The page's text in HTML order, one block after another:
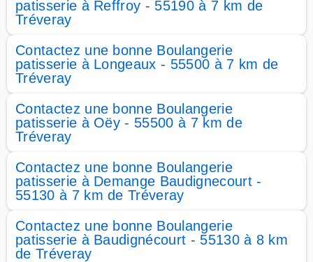
patisserie à Reffroy - 55190 à 7 km de
Tréveray
Contactez une bonne Boulangerie
patisserie à Longeaux - 55500 à 7 km de
Tréveray
Contactez une bonne Boulangerie
patisserie à Oëy - 55500 à 7 km de
Tréveray
Contactez une bonne Boulangerie
patisserie à Demange Baudignecourt -
55130 à 7 km de Tréveray
Contactez une bonne Boulangerie
patisserie à Baudignécourt - 55130 à 8 km
de Tréveray